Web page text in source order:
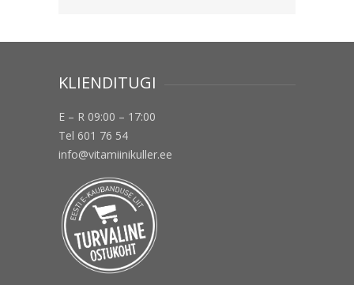
KLIENDITUGI
E – R 09:00 – 17:00
Tel 601 76 54
info@vitamiinikuller.ee